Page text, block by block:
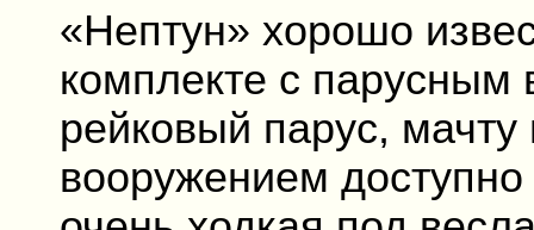
«Нептун» хорошо
комплекте с
рейковый парус,
вооружением